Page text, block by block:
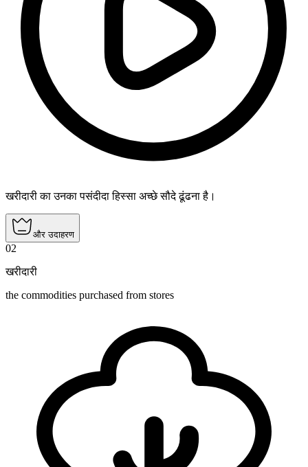
खरीदारी का उनका पसंदीदा हिस्सा अच्छे सौदे ढूंढना है।
और उदाहरण
02
खरीदारी
the commodities purchased from stores